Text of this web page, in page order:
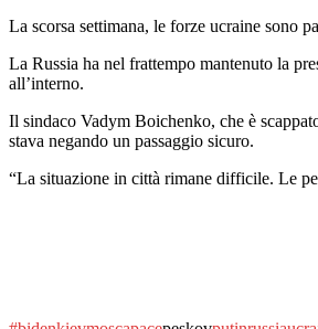
La scorsa settimana, le forze ucraine sono
La Russia ha nel frattempo mantenuto la
all’interno.
Il sindaco Vadym Boichenko, che è
stava negando un passaggio sicuro.
“La situazione in città rimane difficile. Le